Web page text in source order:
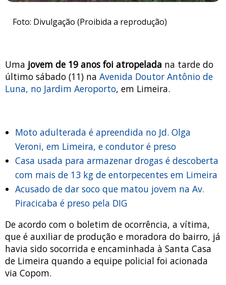
Foto: Divulgação (Proibida a reprodução)
Uma jovem de 19 anos foi atropelada na tarde do
último sábado (11) na Avenida Doutor Antônio de
Luna, no Jardim Aeroporto, em Limeira.
Moto adulterada é apreendida no Jd. Olga
Veroni, em Limeira, e condutor é preso
Casa usada para armazenar drogas é descoberta
com mais de 13 kg de entorpecentes em Limeira
Acusado de dar soco que matou jovem na Av.
Piracicaba é preso pela DIG
De acordo com o boletim de ocorrência, a vítima,
que é auxiliar de produção e moradora do bairro, já
havia sido socorrida e encaminhada à Santa Casa
de Limeira quando a equipe policial foi acionada
via Copom.